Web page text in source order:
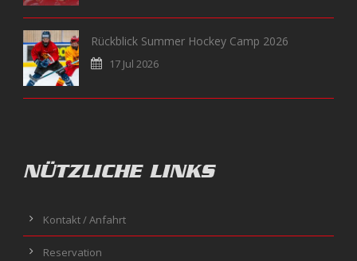
Rückblick Summer Hockey Camp 2026
17 Jul 2026
NÜTZLICHE LINKS
Kontakt / Anfahrt
Reservation